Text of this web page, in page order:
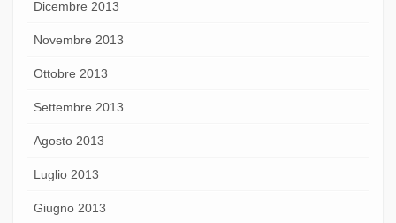
Dicembre 2013
Novembre 2013
Ottobre 2013
Settembre 2013
Agosto 2013
Luglio 2013
Giugno 2013